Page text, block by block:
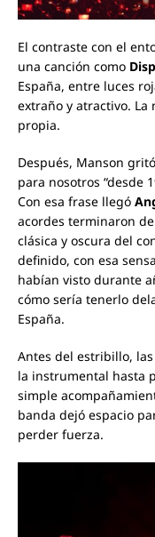
El contraste con el
una canción como
España, entre luces
extraño y atractivo. La
propia.
Después, Manson
para nosotros “desde
Con esa frase llegó
acordes terminaron
clásica y oscura del
definido, con esa
habían visto durante
cómo sería tenerlo
España.
Antes del estribillo,
la instrumental hasta
simple
banda dejó espacio
perder fuerza.